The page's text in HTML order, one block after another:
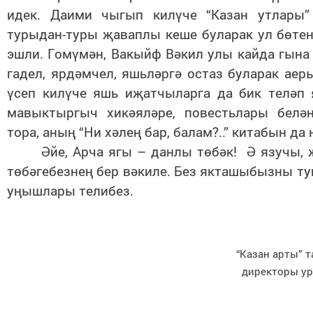
идек. Даими чыгып килүче “Казан
турыдан-туры җаваплы кеше буларак ул
эшли. Гомүмән, Вакыйф Вәкил улы кайда гына
гадел, ярдәмчел, яшьләргә остаз буларак
үсеп килүче яшь иҗатчыларга да бик
мавыктыргыч хикәяләре, повестьлары
тора, аның “Ни хәлең бар, балам?..” китабын
Әйе, Арча ягы – данлы төбәк! Ә язучы,
төбәгебезнең бер вәкиле. Без якташыбызны
уңышлары телибез.
“Казан арты” тарих-
директоры урынбасары